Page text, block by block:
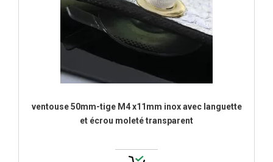
ventouse 50mm-tige M4 x11mm inox avec languette
et écrou moleté transparent